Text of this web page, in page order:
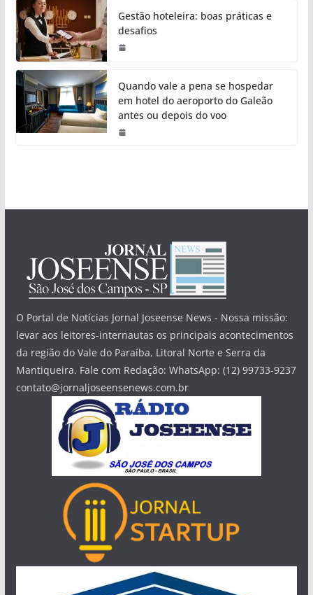
Gestão hoteleira: boas práticas e
desafios
Quando vale a pena se hospedar
em hotel do aeroporto do Galeão
antes ou depois do voo
O Portal de Notícias Jornal Joseense News - Nossa missão:
levar aos leitores-internautas os principais acontecimentos
da região do Vale do Paraíba, Litoral Norte e Serra da
Mantiqueira. Fale com Redação: WhatsApp: (12) 99733-9237
contato@jornaljoseensenews.com.br